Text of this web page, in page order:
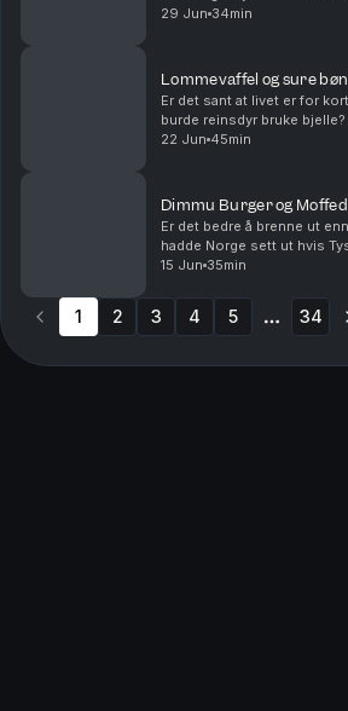
29 Jun 34min
Lommevaffel og sure
Er det sant at livet er for
burde reinsdyr bruke bjelle?
22 Jun 45min
Dimmu Burger og
Er det bedre å brenne ut
hadde Norge sett ut hvis
15 Jun 35min
1 2 3 4 5 34